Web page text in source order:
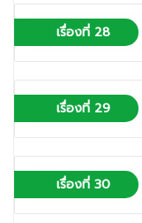
เรื่องที่ 28
เรื่องที่ 29
เรื่องที่ 30